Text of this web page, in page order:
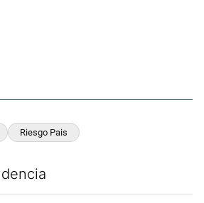
Riesgo Pais